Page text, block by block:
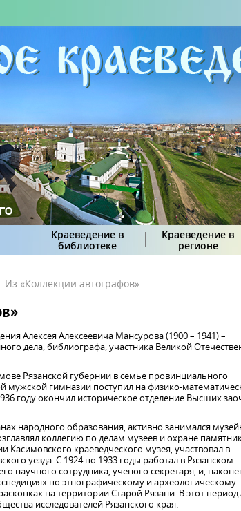
Краеведение в
библиотеке
Краеведение в
регионе
Из «Коллекции автографов»
Алексея Алексеевича Мансурова (1900 – 1941) –
дела, библиографа, участника Великой
Рязанской губернии в семье провинциального
мужской гимназии поступил на физико-
году окончил историческое отделение Высших
народного образования, активно занимался
коллегию по делам музеев и охране
Касимовского краеведческого музея, участвовал в
уезда. С 1924 по 1933 годы работал в Рязанском
научного сотрудника, ученого секретаря, и,
по этнографическому и археологическому
на территории Старой Рязани. В этот период
исследователей Рязанского края.